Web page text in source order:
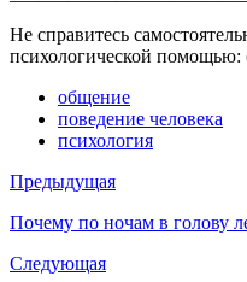
Не справитесь
психологической помощью:
общение
поведение человека
психология
Предыдущая
Почему по ночам в голову
Следующая